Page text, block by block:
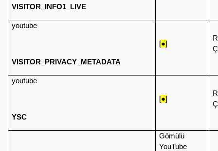
VISITOR_INFO1_LIVE
youtube
VISITOR_PRIVACY_METADATA
[●]
youtube
YSC
[●]
Gömülü
YouTube